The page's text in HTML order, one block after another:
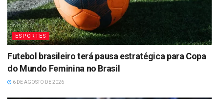
ESPORTES
Futebol brasileiro terá pausa estratégica para Copa
do Mundo Feminina no Brasil
6 DE AGOSTO DE 2026